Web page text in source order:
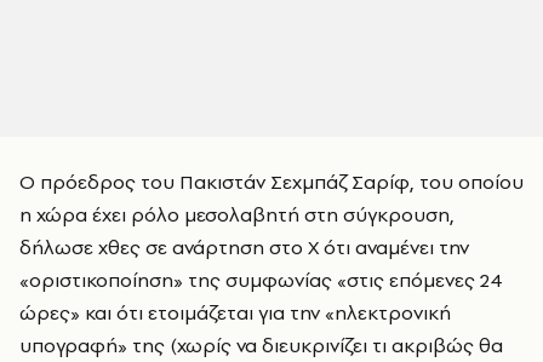
Ο πρόεδρος του Πακιστάν Σεχμπάζ Σαρίφ, του οποίου
η χώρα έχει ρόλο μεσολαβητή στη σύγκρουση,
δήλωσε χθες σε ανάρτηση στο Χ ότι αναμένει την
«οριστικοποίηση» της συμφωνίας «στις επόμενες 24
ώρες» και ότι ετοιμάζεται για την «ηλεκτρονική
υπογραφή» της (χωρίς να διευκρινίζει τι ακριβώς θα